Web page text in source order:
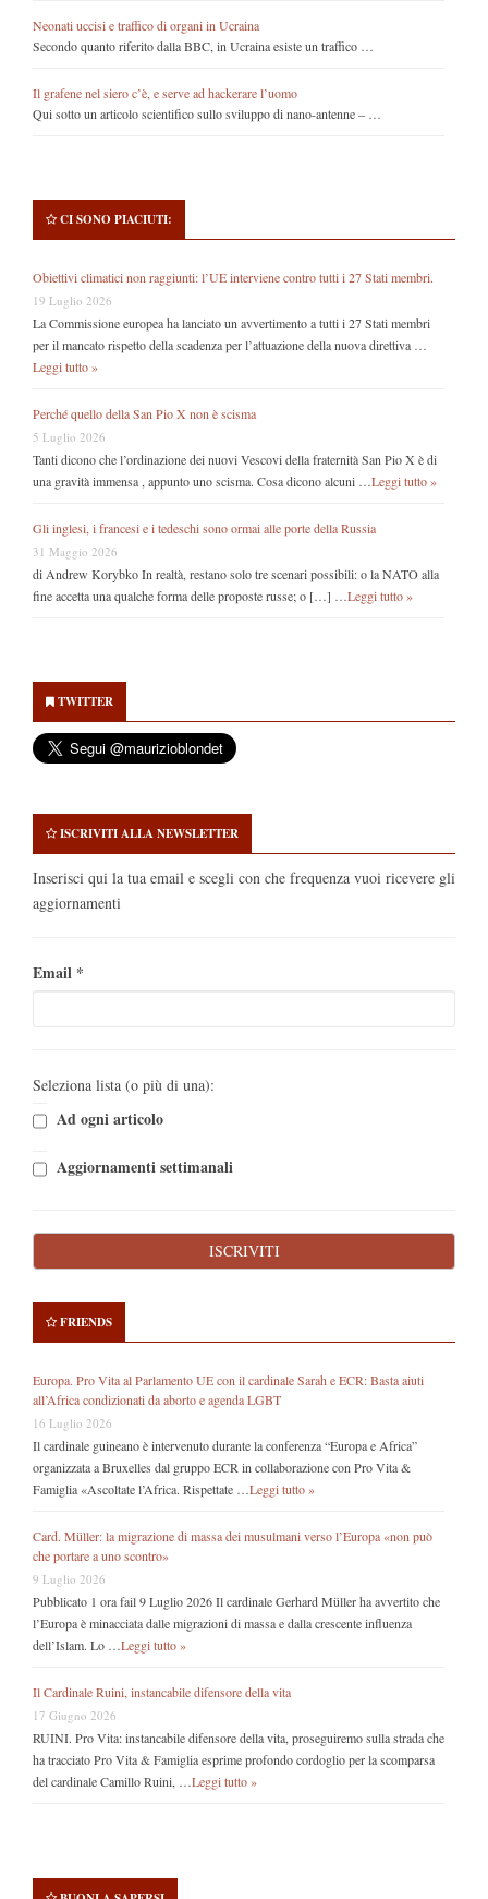
Neonati uccisi e traffico di organi in Ucraina
Secondo quanto riferito dalla BBC, in Ucraina esiste un traffico …
Il grafene nel siero c’è, e serve ad hackerare l’uomo
Qui sotto un articolo scientifico sullo sviluppo di nano-antenne – …
CI SONO PIACIUTI:
Obiettivi climatici non raggiunti: l’UE interviene contro tutti i 27 Stati membri.
19 Luglio 2026
La Commissione europea ha lanciato un avvertimento a tutti i 27 Stati membri
per il mancato rispetto della scadenza per l’attuazione della nuova direttiva …
Leggi tutto »
Perché quello della San Pio X non è scisma
5 Luglio 2026
Tanti dicono che l’ordinazione dei nuovi Vescovi della fraternità San Pio X è di
una gravità immensa , appunto uno scisma. Cosa dicono alcuni … Leggi tutto »
Gli inglesi, i francesi e i tedeschi sono ormai alle porte della Russia
31 Maggio 2026
di Andrew Korybko In realtà, restano solo tre scenari possibili: o la NATO alla
fine accetta una qualche forma delle proposte russe; o […] … Leggi tutto »
Sidebar
TWITTER
ISCRIVITI ALLA NEWSLETTER
Inserisci qui la tua email e scegli con che frequenza vuoi ricevere gli
aggiornamenti
Email *
Seleziona lista (o più di una):
Ad ogni articolo
Aggiornamenti settimanali
FRIENDS
Europa. Pro Vita al Parlamento UE con il cardinale Sarah e ECR: Basta aiuti
all’Africa condizionati da aborto e agenda LGBT
16 Luglio 2026
Il cardinale guineano è intervenuto durante la conferenza “Europa e Africa”
organizzata a Bruxelles dal gruppo ECR in collaborazione con Pro Vita &
Famiglia «Ascoltate l’Africa. Rispettate … Leggi tutto »
Card. Müller: la migrazione di massa dei musulmani verso l’Europa «non può
che portare a uno scontro»
9 Luglio 2026
Pubblicato 1 ora fail 9 Luglio 2026 Il cardinale Gerhard Müller ha avvertito che
l’Europa è minacciata dalle migrazioni di massa e dalla crescente influenza
dell’Islam. Lo … Leggi tutto »
Il Cardinale Ruini, instancabile difensore della vita
17 Giugno 2026
RUINI. Pro Vita: instancabile difensore della vita, proseguiremo sulla strada che
ha tracciato Pro Vita & Famiglia esprime profondo cordoglio per la scomparsa
del cardinale Camillo Ruini, … Leggi tutto »